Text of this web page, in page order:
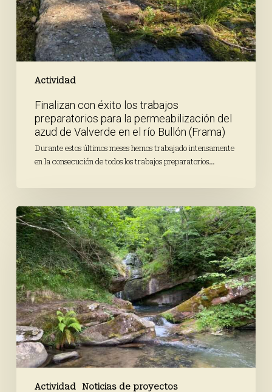
Actividad
permeabilización
del
azud
de
Bullón
(Frama)
Finalizan con éxito los trabajos
preparatorios para la permeabilización del
azud de Valverde en el río Bullón (Frama)
Durante estos últimos meses hemos trabajado intensamente
en la consecución de todos los trabajos preparatorios…
Actividad
Noticias de proyectos
Finaliza
la
campaña
de
primavera
de
Proyecto
Ríos